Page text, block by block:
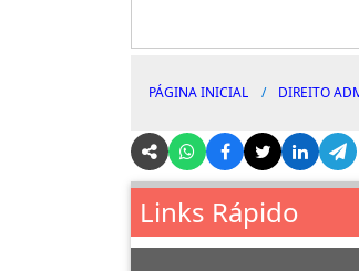
PÁGINA INICIAL DIREITO
Links Rápido